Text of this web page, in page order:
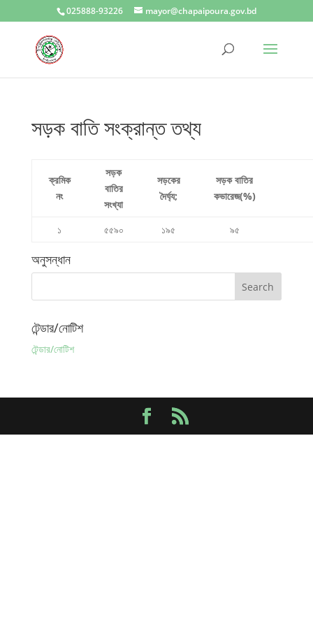
025888-93226 mayor@chapaipoura.gov.bd
সড়ক বাতি সংক্রান্ত তথ্য
ক্রমিক
নং
সড়ক
বাতির
সংখ্যা
সড়কের
দৈর্ঘ্য;
সড়ক বাতির
কভারেজ(%)
১ ৫৫৯০ ১৯৫ ৯৫
অনুসন্ধান
টেন্ডার/নোটিশ
টেন্ডার/নোটিশ